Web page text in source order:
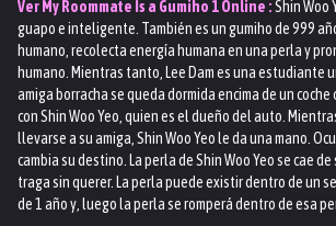
VerMy Roommate Is a Gumiho 1Online :Shin Woo
guapo e inteligente. También es un gumiho de 999
humano, recolecta energía humana en una perla y
humano. Mientras tanto, Lee Dam es una estudiante
amiga borracha se queda dormida encima de un coche
con Shin Woo Yeo, quien es el dueño del auto.
llevarse a su amiga, Shin Woo Yeo le da una mano.
cambia su destino. La perla de Shin Woo Yeo se cae de
traga sin querer. La perla puede existir dentro de un
de 1 año y, luego la perla se romperá dentro de esa